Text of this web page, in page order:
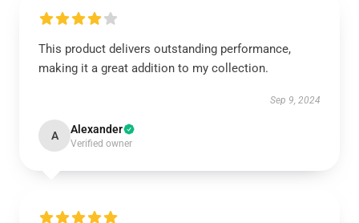
This product delivers outstanding performance,
making it a great addition to my collection.
Sep 9, 2024
A Alexander
Verified owner